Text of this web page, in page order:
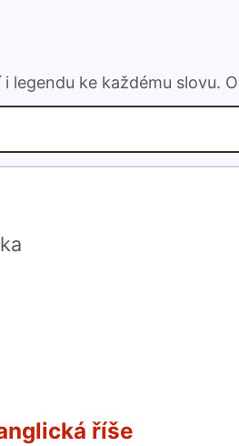
legendu ke každému slovu.
říše